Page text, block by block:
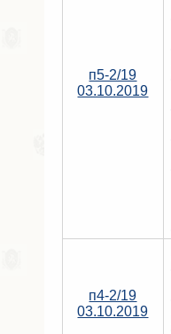
п5-2/19
03.10.2019
п4-2/19
03.10.2019